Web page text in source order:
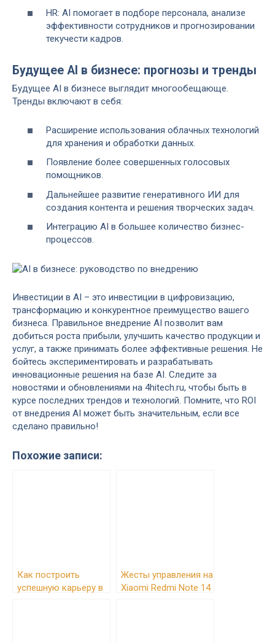
HR: AI помогает в подборе персонала, анализе
эффективности сотрудников и прогнозировании
текучести кадров.
Будущее AI в бизнесе: прогнозы и тренды
Будущее AI в бизнесе выглядит многообещающе.
Тренды включают в себя:
Расширение использования облачных технологий
для хранения и обработки данных.
Появление более совершенных голосовых
помощников.
Дальнейшее развитие генеративного ИИ для
создания контента и решения творческих задач.
Интеграцию AI в большее количество бизнес-
процессов.
Инвестиции в AI – это инвестиции в цифровизацию,
трансформацию и конкурентное преимущество вашего
бизнеса. Правильное внедрение AI позволит вам
добиться роста прибыли, улучшить качество продукции и
услуг, а также принимать более эффективные решения. Не
бойтесь экспериментировать и разрабатывать
инновационные решения на базе AI. Следите за
новостями и обновлениями на 4hitech.ru, чтобы быть в
курсе последних трендов и технологий. Помните, что ROI
от внедрения AI может быть значительным, если все
сделано правильно!
Похожие записи:
Как построить
успешную карьеру в
Жесты управления на
Xiaomi Redmi Note 14